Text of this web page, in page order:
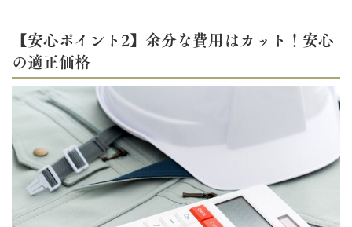
【安心ポイント2】余分な費用はカット！安心
の適正価格